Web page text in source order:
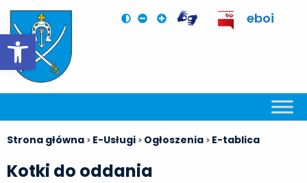
Otwórz pasek narzędzi
eboi
Strona główna > E-Usługi > Ogłoszenia > E-tablica
Kotki do oddania